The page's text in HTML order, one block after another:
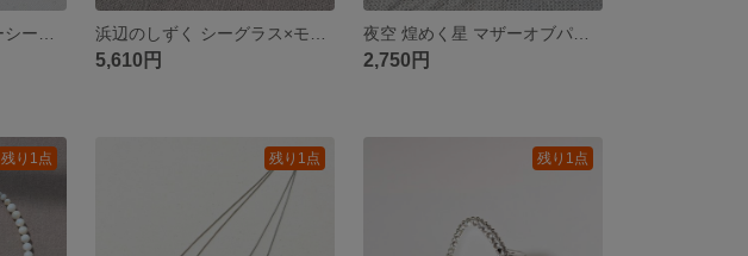
5,610円 2,750円
残り1点 残り1点 残り1点